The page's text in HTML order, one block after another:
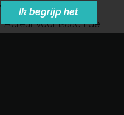
des Étudiants
voor Isaach de
Ik begrijp het